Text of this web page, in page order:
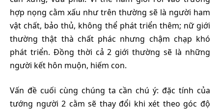
hợp nọng cằm xấu như trên thường sẽ là người ham
vật chất, bảo thủ, không thể phát triển thêm; nữ giới
thường thật thà chất phác nhưng chậm chạp khó
phát triển. Đồng thời cả 2 giới thường sẽ là những
người kết hôn muộn, hiếm con.
Vấn đề cuối cùng chúng ta cần chú ý: đặc tính của
tướng người 2 cằm sẽ thay đổi khi xét theo góc độ